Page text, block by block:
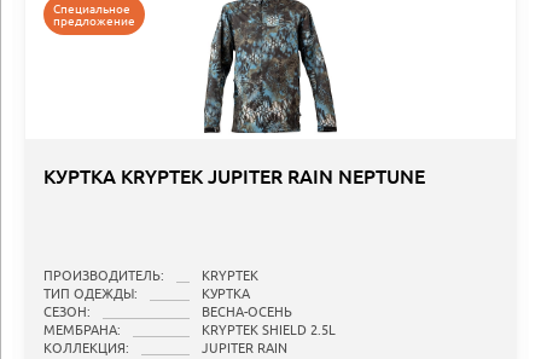
Специальное
предложение
КУРТКА KRYPTEK JUPITER RAIN NEPTUNE
ПРОИЗВОДИТЕЛЬ:
KRYPTEK
ТИП ОДЕЖДЫ:
КУРТКА
СЕЗОН:
ВЕСНА-ОСЕНЬ
МЕМБРАНА:
KRYPTEK SHIELD 2.5L
КОЛЛЕКЦИЯ:
JUPITER RAIN